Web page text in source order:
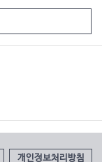
개인정보처리방침